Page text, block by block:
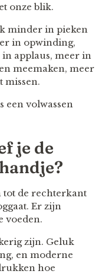
onze blik.
minder in pieken
in opwinding,
applaus, meer in
meemaken, meer
missen.
een volwassen
je de
tot de rechterkant
Er zijn
voeden.
zijn. Geluk
en moderne
hoe